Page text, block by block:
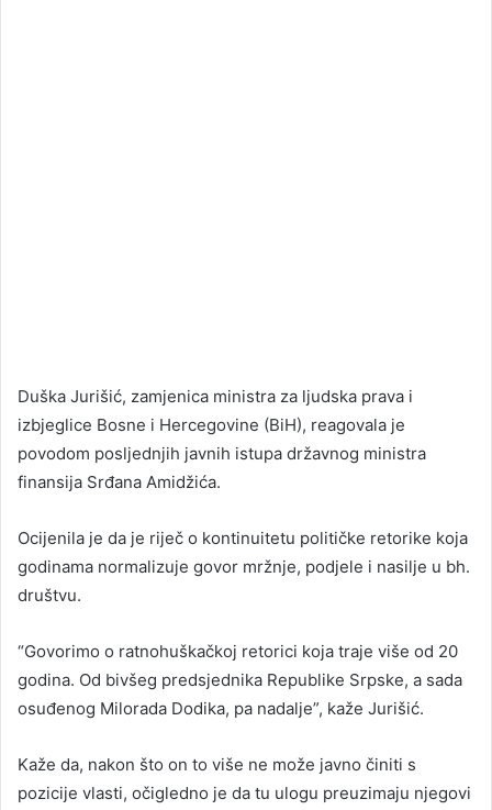
Duška Jurišić, zamjenica ministra za ljudska prava i
izbjeglice Bosne i Hercegovine (BiH), reagovala je
povodom posljednjih javnih istupa državnog ministra
finansija Srđana Amidžića.
Ocijenila je da je riječ o kontinuitetu političke retorike koja
godinama normalizuje govor mržnje, podjele i nasilje u bh.
društvu.
“Govorimo o ratnohuškačkoj retorici koja traje više od 20
godina. Od bivšeg predsjednika Republike Srpske, a sada
osuđenog Milorada Dodika, pa nadalje”, kaže Jurišić.
Kaže da, nakon što on to više ne može javno činiti s
pozicije vlasti, očigledno je da tu ulogu preuzimaju njegovi